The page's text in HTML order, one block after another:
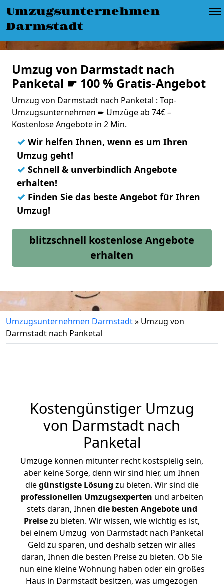
Umzugsunternehmen
Darmstadt
Umzug von Darmstadt nach
Panketal ☛ 100 % Gratis-Angebot
Umzug von Darmstadt nach Panketal : Top-
Umzugsunternehmen ➨ Umzüge ab 74€ –
Kostenlose Angebote in 2 Min.
✓ Wir helfen Ihnen, wenn es um Ihren
Umzug geht!
✓ Schnell & unverbindlich Angebote
erhalten!
✓ Finden Sie das beste Angebot für Ihren
Umzug!
blitzschnell kostenlose Angebote
erhalten
Umzugsunternehmen Darmstadt» Umzug von
Darmstadt nach Panketal
Kostengünstiger Umzug
von Darmstadt nach
Panketal
Umzüge können mitunter recht kostspielig sein,
aber keine Sorge, denn wir sind hier, um Ihnen
diegünstigste Lösung zu bieten. Wir sind die
professionellen Umzugsexperten und arbeiten
stets daran, Ihnen die besten Angebote und
Preisezu bieten. Wir wissen, wie wichtig es ist,
bei einem Umzug von Darmstadt nach Panketal
Geld zu sparen, und deshalb setzen wir alles
daran, Ihnen die besten Preise zu bieten. Ob Sie
nun eine kleine Wohnung haben oder ein großes
Haus in Darmstadt besitzen, was umgezogen